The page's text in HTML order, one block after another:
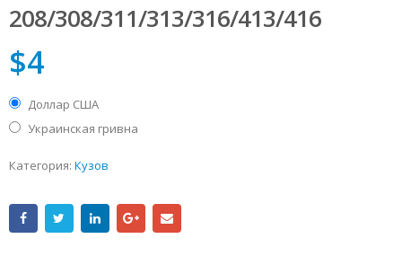
208/308/311/313/316/413/416
$4
Доллар США
Украинская гривна
Категория: Кузов